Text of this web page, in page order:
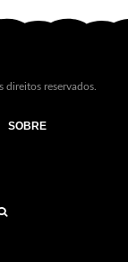
reservados.
SOBRE